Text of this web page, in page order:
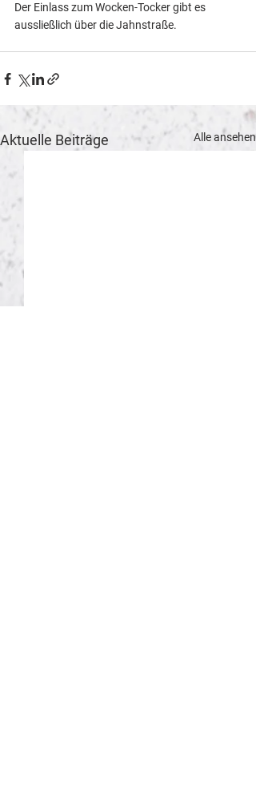
Der Einlass zum Wocken-Tocker gibt es
aussließlich über die Jahnstraße.
Aktuelle Beiträge Alle ansehen